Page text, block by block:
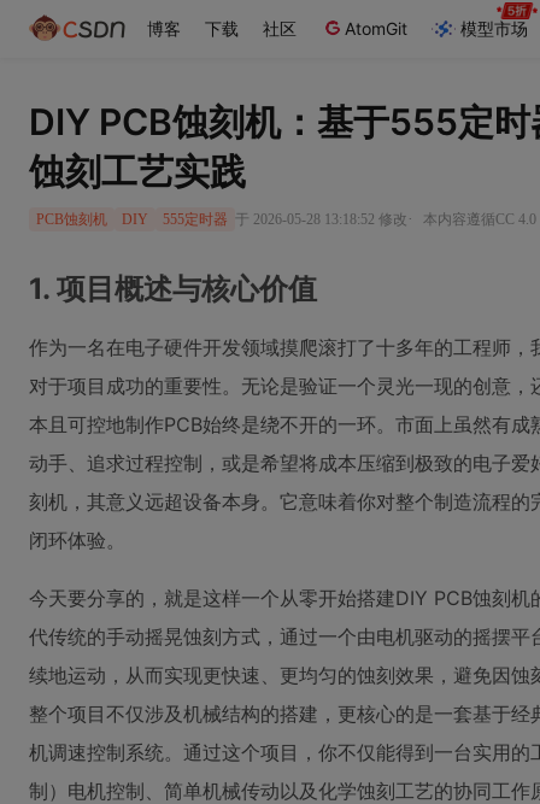
博客 下载 社区 AtomGit 模型市场
DIY PCB蚀刻机：基于555定
蚀刻工艺实践
PCB蚀刻机 DIY 555定时器 于 2026-05-28 13:18:52 修改 · 本内容遵循CC
1. 项目概述与核心价值
作为一名在电子硬件开发领域摸爬滚打了十多年的工程师
对于项目成功的重要性。无论是验证一个灵光一现的创意
本且可控地制作PCB始终是绕不开的一环。市面上虽然有
动手、追求过程控制，或是希望将成本压缩到极致的电子
刻机，其意义远超设备本身。它意味着你对整个制造流程
闭环体验。
今天要分享的，就是这样一个从零开始搭建DIY PCB蚀刻
代传统的手动摇晃蚀刻方式，通过一个由电机驱动的摇摆
续地运动，从而实现更快速、更均匀的蚀刻效果，避免因
整个项目不仅涉及机械结构的搭建，更核心的是一套基于
机调速控制系统。通过这个项目，你不仅能得到一台实用
制）电机控制、简单机械传动以及化学蚀刻工艺的协同工